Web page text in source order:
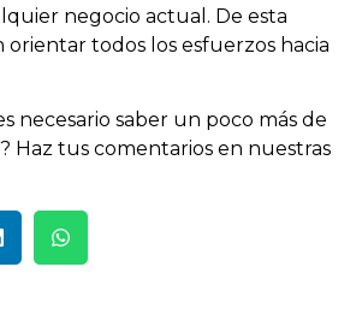
negocio actual. De esta
orientar todos los esfuerzos hacia
necesario saber un poco más de
Haz tus comentarios en nuestras